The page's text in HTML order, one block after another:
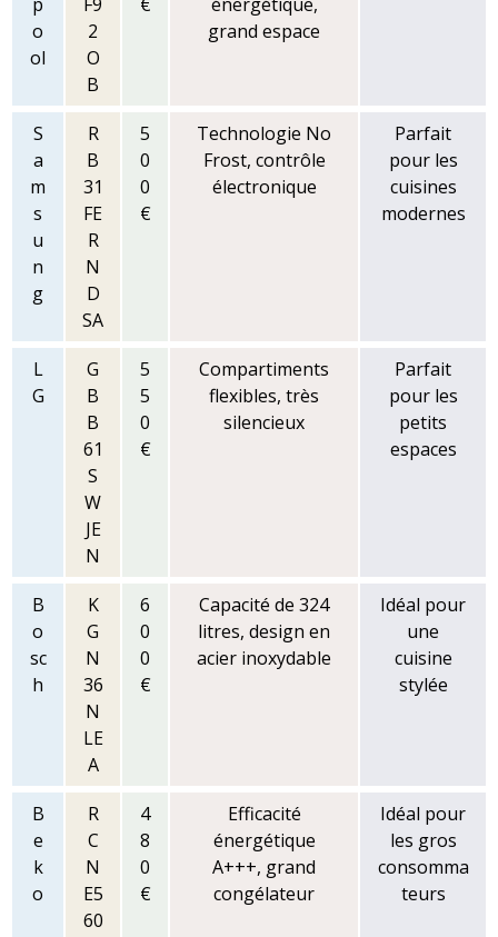
o
ol
2
O
B
grand espace
S
a
m
s
u
n
g
R
B
31
FE
R
N
D
SA
5
0
0
€
Technologie No
Frost, contrôle
électronique
Parfait
pour les
cuisines
modernes
L
G
G
B
B
61
S
W
JE
N
5
5
0
€
Compartiments
flexibles, très
silencieux
Parfait
pour les
petits
espaces
B
o
sc
h
K
G
N
36
N
LE
A
6
0
0
€
Capacité de 324
litres, design en
acier inoxydable
Idéal pour
une
cuisine
stylée
B
e
k
o
R
C
N
E5
60
4
8
0
€
Efficacité
énergétique
A+++, grand
congélateur
Idéal pour
les gros
consomma
teurs